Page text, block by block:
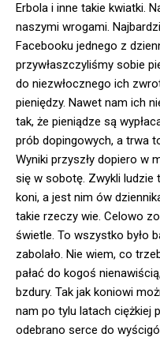
Erbola i inne takie kwiatki.
naszymi wrogami.
Facebooku jednego z
przywłaszczyliśmy sobie
do niezwłocznego ich
pieniędzy. Nawet nam ich
tak, że pieniądze są
prób dopingowych, a trwa
Wyniki przyszły dopiero w
się w sobotę. Zwykli ludzie
koni, a jest nim ów
takie rzeczy wie. Celowo
świetle. To wszystko było
zabolało. Nie wiem, co
pałać do kogoś
bzdury. Tak jak koniowi
nam po tylu latach ciężkiej
odebrano serce do